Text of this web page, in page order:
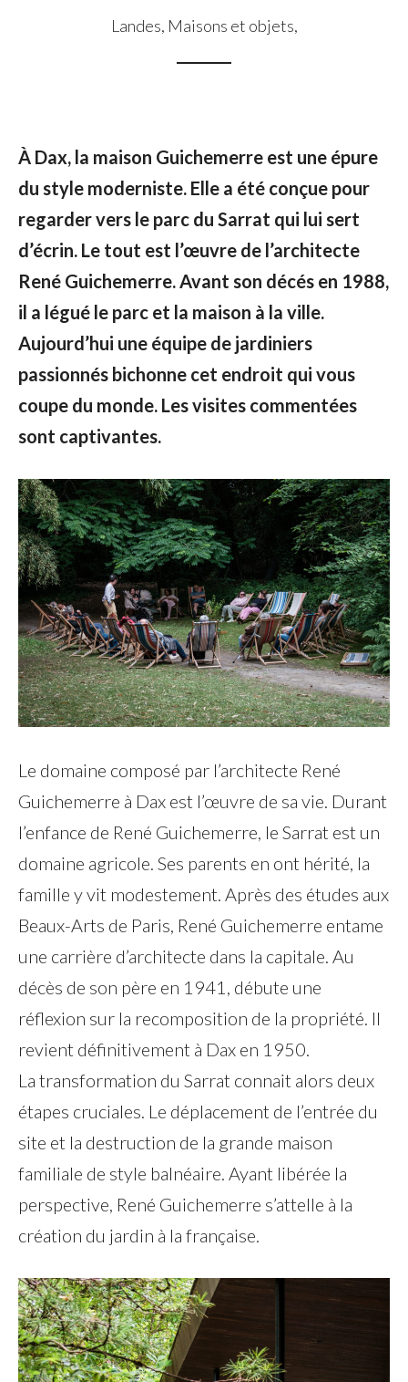
Landes, Maisons et objets,
À Dax, la maison Guichemerre est une épure
du style moderniste. Elle a été conçue pour
regarder vers le parc du Sarrat qui lui sert
d’écrin. Le tout est l’œuvre de l’architecte
René Guichemerre. Avant son décés en 1988,
il a légué le parc et la maison à la ville.
Aujourd’hui une équipe de jardiniers
passionnés bichonne cet endroit qui vous
coupe du monde. Les visites commentées
sont captivantes.
Le domaine composé par l’architecte René
Guichemerre à Dax est l’œuvre de sa vie. Durant
l’enfance de René Guichemerre, le Sarrat est un
domaine agricole. Ses parents en ont hérité, la
famille y vit modestement. Après des études aux
Beaux-Arts de Paris, René Guichemerre entame
une carrière d’architecte dans la capitale. Au
décès de son père en 1941, débute une
réflexion sur la recomposition de la propriété. Il
revient définitivement à Dax en 1950.
La transformation du Sarrat connait alors deux
étapes cruciales. Le déplacement de l’entrée du
site et la destruction de la grande maison
familiale de style balnéaire. Ayant libérée la
perspective, René Guichemerre s’attelle à la
création du jardin à la française.